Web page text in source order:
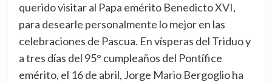
querido visitar al Papa emérito Benedicto XVI,
para desearle personalmente lo mejor en las
celebraciones de Pascua. En vísperas del Triduo y
a tres días del 95° cumpleaños del Pontífice
emérito, el 16 de abril, Jorge Mario Bergoglio ha